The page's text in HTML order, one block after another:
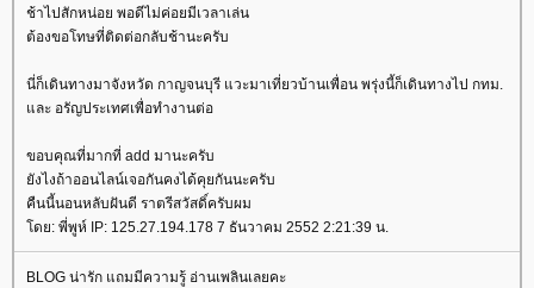
ช้าไปสักหน่อย พอดีไม่ค่อยมีเวลาเล่น
ต้องขอโทษที่ติดต่อกลับช้านะครับ
นี่ก็เดินทางมาจังหวัด กาญจนบุรี แวะมาเที่ยวบ้านเพื่อน พรุ่งนี้ก็เดินทางไป กทม.
ละ อรัญประเทศเพื่อทำงานต่อ
ขอบคุณที่มากที่ add มานะครับ
ังไงถ้าออนไลน์เจอกันคงได้คุยกันนะครับ
คืนนี้นอนหลับฝันดี ราตรีสวัสดิ์ครับผม
ดย: พี่พูห์ IP: 125.27.194.178 7 ธันวาคม 2552 2:21:39 น.
BLOG น่ารัก แถมมีความรู้ อ่านเพลินเลยคะ